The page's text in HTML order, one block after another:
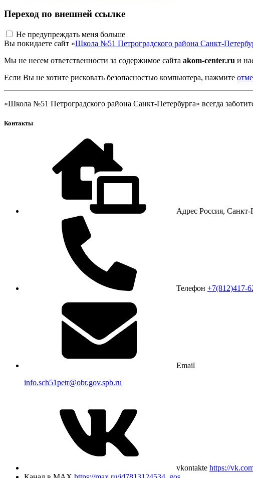
Переход по внешней ссылке
Не предупреждать меня больше
Вы покидаете сайт «Школа №51 Петроградского района Санкт-
Мы не несем ответственности за содержимое сайта akom-center.ru и
Если Вы не хотите рисковать безопасностью компьютера, нажмите
«Школа №51 Петроградского района Санкт-Петербурга» всегда
Контакты
Адрес Россия, Санкт-
Телефон +7(812)417-
Email
info.sch51petr@obr.gov.spb.ru
vkontakte https://